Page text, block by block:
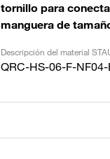
tornillo para
manguera de
Descripción del material
QRC-HS-06-F-